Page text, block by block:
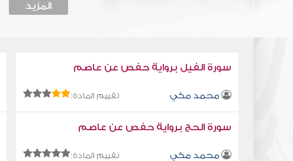
المزيد
سورة الفيل برواية حفص عن عاصم
محمد مكي تقييم المادة:
سورة الحج برواية حفص عن عاصم
محمد مكي تقييم المادة: